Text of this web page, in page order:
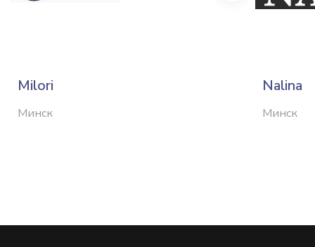
Milori
Минск
Nalina
Минск